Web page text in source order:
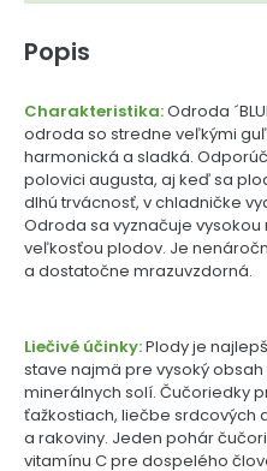
Popis
Charakteristika:Odroda
odroda so stredne veľkými
harmonická a sladká.
polovici augusta, aj keď sa
dlhú trvácnosť, v chladničke
Odroda sa vyznačuje
veľkosťou plodov. Je
a dostatočne mrazuvzdorná.
Liečivé účinky:Plody je
stave najmä pre vysoký
minerálnych solí. Čučoriedky
ťažkostiach, liečbe srdcových
a rakoviny. Jeden pohár
vitamínu C pre dospelého